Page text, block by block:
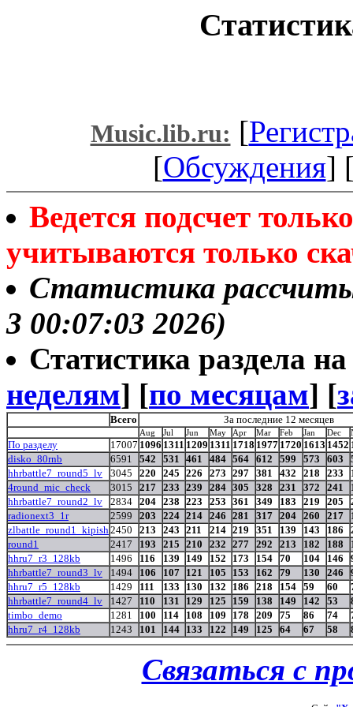
Music.lib.ru: [
[Обсуждения]
Ведется подсчет
учитываются только
Статистика
3 00:07:03 2026)
Статистика раздела
неделям] [по месяцам] [
Всего За последние 12 месяцев
Aug Jul Jun May Apr Mar Feb Jan Dec
По разделу 17007 1096 1311 1209 1311 1718 1977 1720 1613 1452
disko_80rnb
6591 542 531 461 484 564 612 599 573 603
hhrbattle7_round5_lv
3045 220 245 226 273 297 381 432 218 233
4round_mic_check
3015 217 233 239 284 305 328 231 372 241
hhrbattle7_round2_lv
2834 204 238 223 253 361 349 183 219 205
radionext3_1r
2599 203 224 214 246 281 317 204 260 217
zlbattle_round1_kipish 2450 213 243 211 214 219 351 139 143 186
round1
2417 193 215 210 232 277 292 213 182 188
hhru7_r3_128kb
1496 116 139 149 152 173 154 70 104 146
hhrbattle7_round3_lv
1494 106 107 121 105 153 162 79 130 246
hhru7_r5_128kb
1429 111 133 130 132 186 218 154 59 60
hhrbattle7_round4_lv
1427 110 131 129 125 159 138 149 142 53
timbo_demo
1281 100 114 108 109 178 209 75 86 74
hhru7_r4_128kb
1243 101 144 133 122 149 125 64 67 58
Связаться с